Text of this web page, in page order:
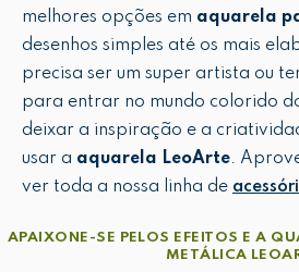
melhores opções em aquarela
desenhos simples até os mais
precisa ser um super artista ou
para entrar no mundo colorido
deixar a inspiração e a
usar a aquarela LeoArte.
ver toda a nossa linha de
APAIXONE-SE PELOS EFEITOS E A
METÁLICA